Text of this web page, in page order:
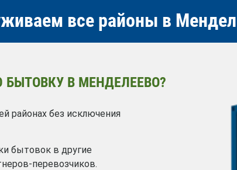
все районы в
В МЕНДЕЛЕЕВО?
без исключения
бытовок в другие
перевозчиков.